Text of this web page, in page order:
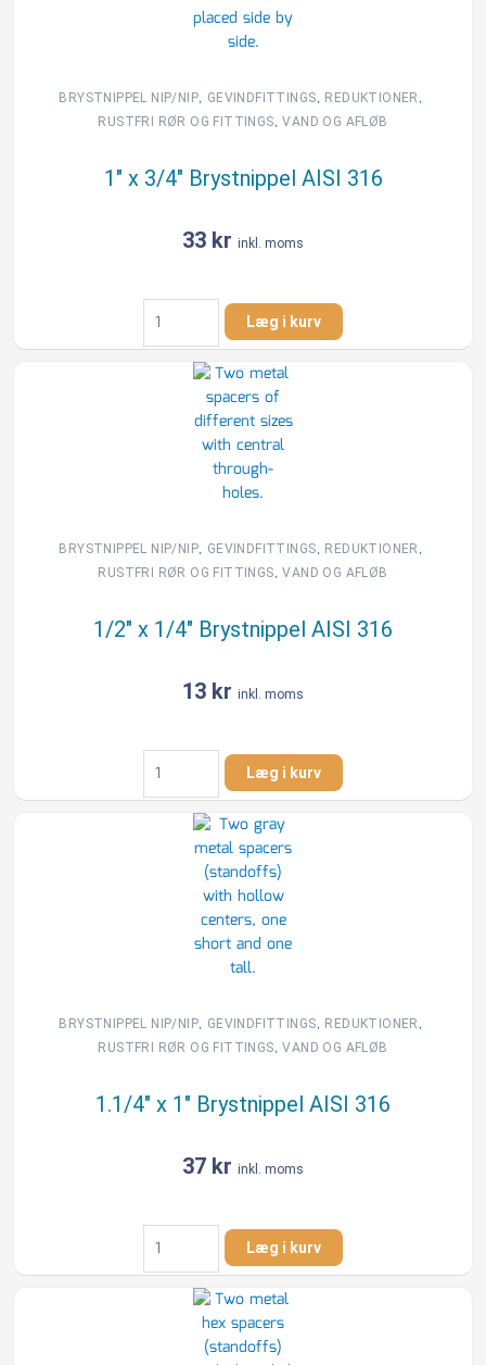
BRYSTNIPPEL NIP/NIP, GEVINDFITTINGS, REDUKTIONER ,
RUSTFRI RØR OG FITTINGS,VAND OG AFLØB
1″ x 3/4″ Brystnippel AISI 316
33 kr inkl. moms
1"
3/4"
Brystnippel
Læg i kurv
BRYSTNIPPEL NIP/NIP, GEVINDFITTINGS, REDUKTIONER ,
RUSTFRI RØR OG FITTINGS,VAND OG AFLØB
1/2″ x 1/4″ Brystnippel AISI 316
13 kr inkl. moms
1/2"
1/4"
Brystnippel
Læg i kurv
BRYSTNIPPEL NIP/NIP, GEVINDFITTINGS, REDUKTIONER ,
RUSTFRI RØR OG FITTINGS,VAND OG AFLØB
1.1/4″ x 1″ Brystnippel AISI 316
37 kr inkl. moms
1.1/4"
1"
Brystnippel
Læg i kurv